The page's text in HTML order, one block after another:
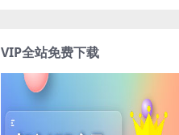
VIP全站免费下载